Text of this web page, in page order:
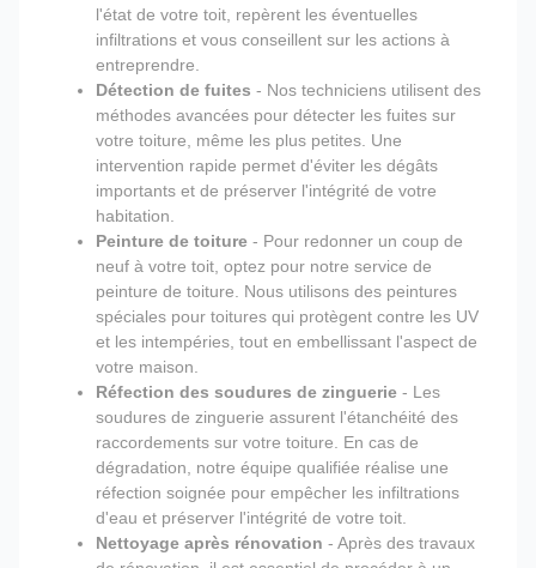
l'état de votre toit, repèrent les éventuelles
infiltrations et vous conseillent sur les actions à
entreprendre.
Détection de fuites - Nos techniciens utilisent des
méthodes avancées pour détecter les fuites sur
votre toiture, même les plus petites. Une
intervention rapide permet d'éviter les dégâts
importants et de préserver l'intégrité de votre
habitation.
Peinture de toiture - Pour redonner un coup de
neuf à votre toit, optez pour notre service de
peinture de toiture. Nous utilisons des peintures
spéciales pour toitures qui protègent contre les UV
et les intempéries, tout en embellissant l'aspect de
votre maison.
Réfection des soudures de zinguerie - Les
soudures de zinguerie assurent l'étanchéité des
raccordements sur votre toiture. En cas de
dégradation, notre équipe qualifiée réalise une
réfection soignée pour empêcher les infiltrations
d'eau et préserver l'intégrité de votre toit.
Nettoyage après rénovation - Après des travaux